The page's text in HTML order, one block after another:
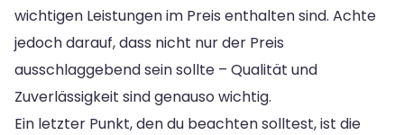
wichtigen Leistungen im Preis enthalten sind. Achte
jedoch darauf, dass nicht nur der Preis
ausschlaggebend sein sollte – Qualität und
Zuverlässigkeit sind genauso wichtig.
Ein letzter Punkt, den du beachten solltest, ist die